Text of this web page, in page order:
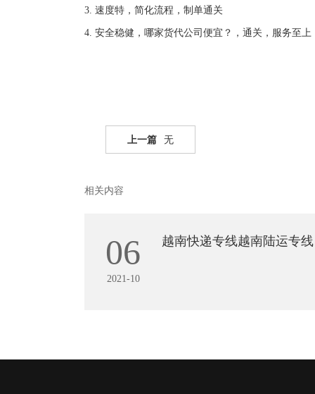
3. 速度特，简化流程，制单通关
4. 安全稳健，哪家货代公司便宜？，通关，服务至上
上一篇 无
相关内容
06
2021-10
越南快递专线越南陆运专线